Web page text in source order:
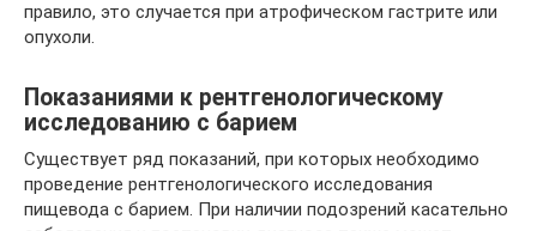
правило, это случается при атрофическом гастрите или
опухоли.
Показаниями к рентгенологическому
исследованию с барием
Существует ряд показаний, при которых необходимо
проведение рентгенологического исследования
пищевода с барием. При наличии подозрений касательно